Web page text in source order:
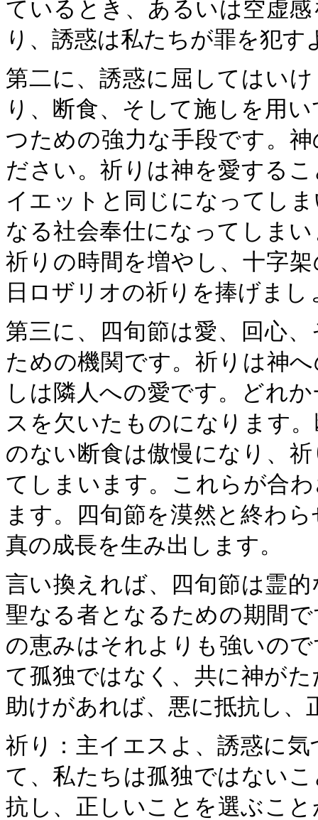
ているとき、あるいは空虚
り、誘惑は私たちが罪を犯
第二に、誘惑に屈してはい
り、断食、そして施しを用
つための強力な手段です。
ださい。祈りは神を愛する
イエットと同じになってし
なる社会奉仕になってしま
祈りの時間を増やし、十字
日ロザリオの祈りを捧げまし
第三に、四旬節は愛、回心
ための機関です。祈りは神
しは隣人への愛です。どれ
スを欠いたものになります
のない断食は傲慢になり、
てしまいます。これらが合
ます。四旬節を漠然と終わ
真の成長を生み出します。
言い換えれば、四旬節は霊
聖なる者となるための期間
の恵みはそれよりも強いの
て孤独ではなく、共に神が
助けがあれば、悪に抵抗し
祈り：主イエスよ、誘惑に
て、私たちは孤独ではない
抗し、正しいことを選ぶこ